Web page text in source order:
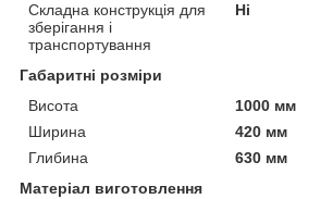
Складна конструкція для
зберігання і
транспортування
Ні
Габаритні розміри
Висота
1000 мм
Ширина
420 мм
Глибина
630 мм
Матеріал виготовлення